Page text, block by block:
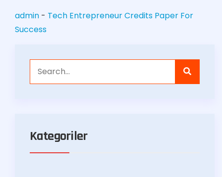
admin - Tech Entrepreneur Credits Paper For
Success
Kategoriler